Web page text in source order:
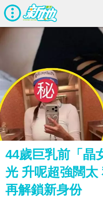
44歲巨乳前「晶
光 升呢超強闊
再解鎖新身份